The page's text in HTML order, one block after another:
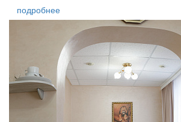
подробнее